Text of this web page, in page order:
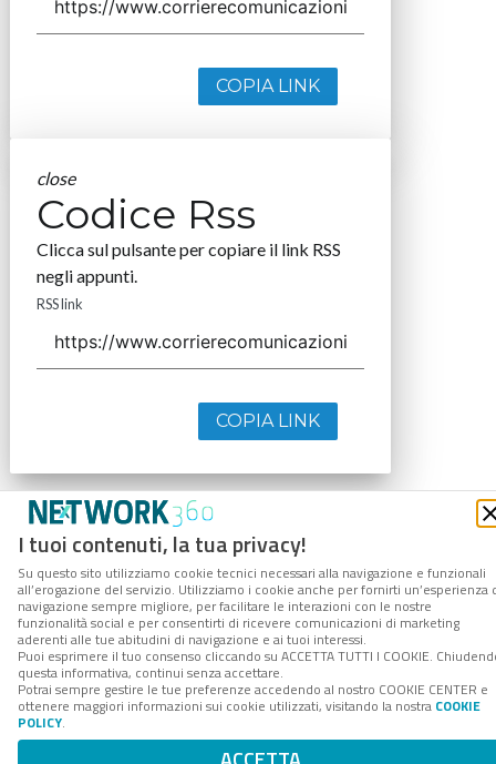
I tuoi contenuti, la tua privacy!
Su questo sito utilizziamo cookie tecnici necessari alla navigazione e funzionali
all’erogazione del servizio. Utilizziamo i cookie anche per fornirti un’esperienza
navigazione sempre migliore, per facilitare le interazioni con le nostre
funzionalità social e per consentirti di ricevere comunicazioni di marketing
aderenti alle tue abitudini di navigazione e ai tuoi interessi.
Puoi esprimere il tuo consenso cliccando su ACCETTA TUTTI I COOKIE.
questa informativa, continui senza accettare.
Potrai sempre gestire le tue preferenze accedendo al nostro COOKIE CENTER e
ottenere maggiori informazioni sui cookie utilizzati, visitando la nostra COOKIE
POLICY.
COPIA LINK
close
Codice Rss
Clicca sul pulsante per copiare il link RSS
negli appunti.
RSS link
COPIA LINK